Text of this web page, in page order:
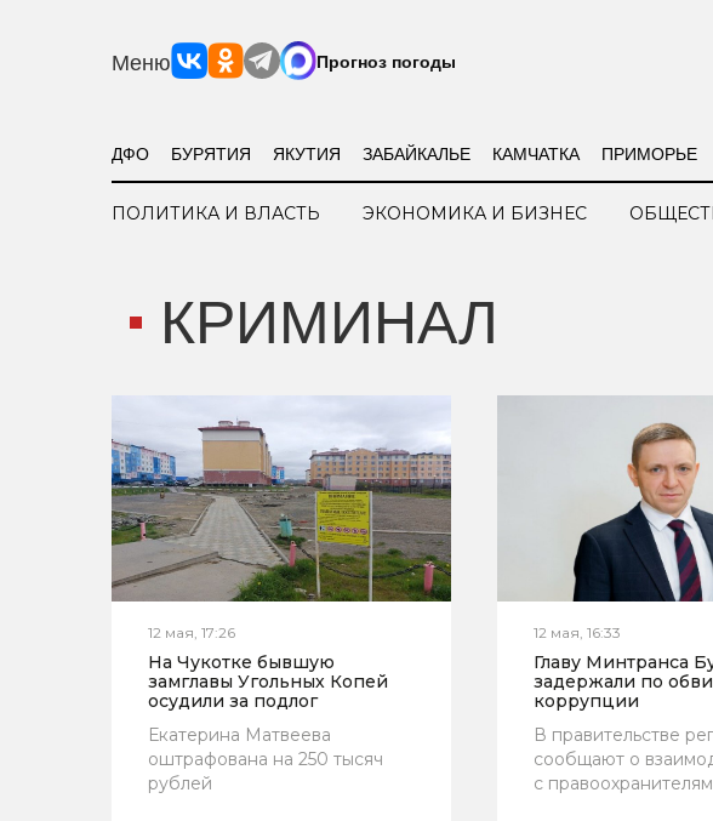
Меню Прогноз погоды
ДФО БУРЯТИЯ ЯКУТИЯ ЗАБАЙКАЛЬЕ КАМЧАТКА ПРИМОРЬЕ
ПОЛИТИКА И ВЛАСТЬ ЭКОНОМИКА И БИЗНЕС
КРИМИНАЛ
12 мая, 17:26
На Чукотке бывшую
замглавы Угольных Копей
осудили за подлог
Екатерина Матвеева
оштрафована на 250 тысяч
рублей
12 мая, 16:33
Главу Минтранса
задержали по
коррупции
В правительстве
сообщают о
с